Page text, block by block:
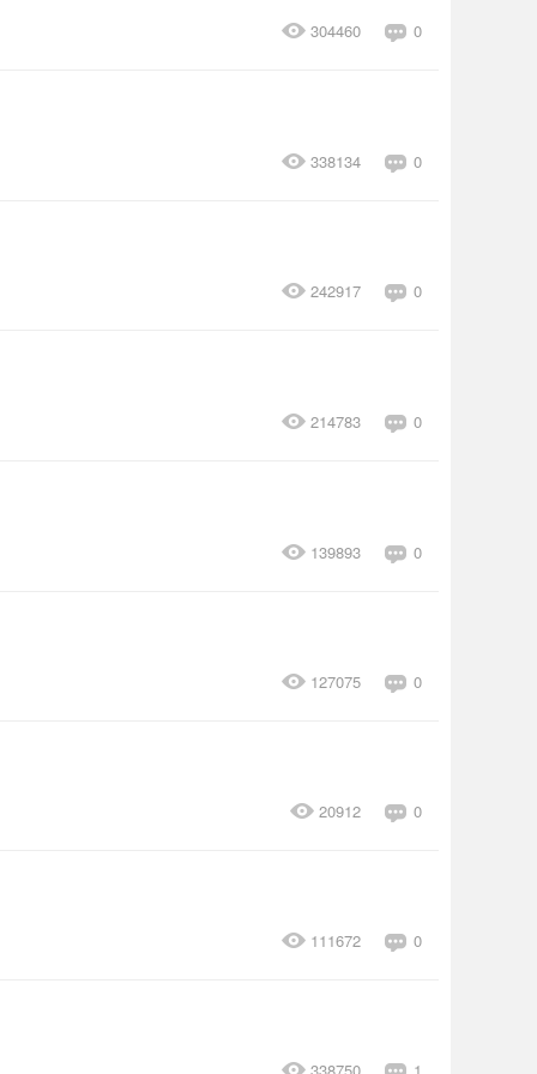
0
304460
0
338134
0
242917
0
214783
0
139893
0
127075
0
20912
0
111672